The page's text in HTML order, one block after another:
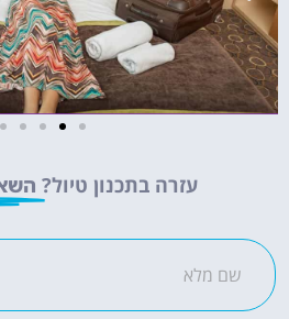
מציאת מלון
עזרה בתכנון טיול?